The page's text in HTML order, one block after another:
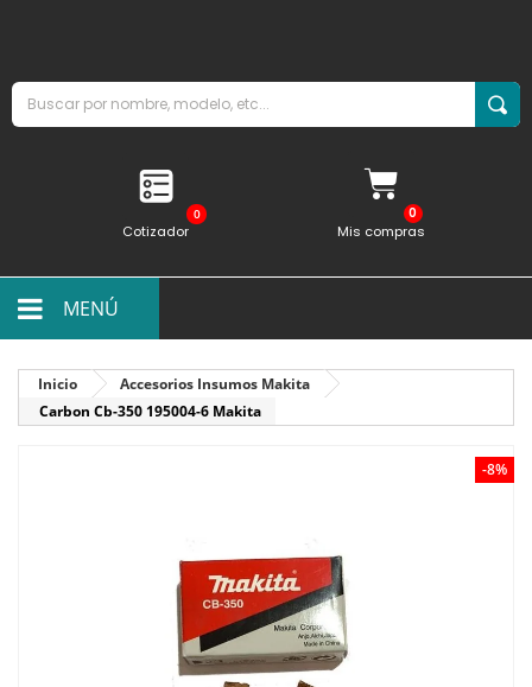
0
Cotizador Mis compras
MENÚ
Inicio
Accesorios Insumos Makita
Carbon Cb-350 195004-6 Makita
-8%